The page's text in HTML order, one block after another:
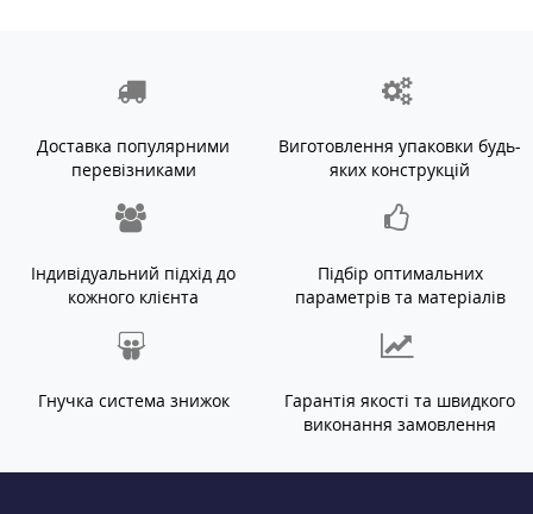
Доставка популярними
перевізниками
Виготовлення упаковки будь-
яких конструкцій
Індивідуальний підхід до
кожного клієнта
Підбір оптимальних
параметрів та матеріалів
Гнучка система знижок
Гарантія якості та швидкого
виконання замовлення